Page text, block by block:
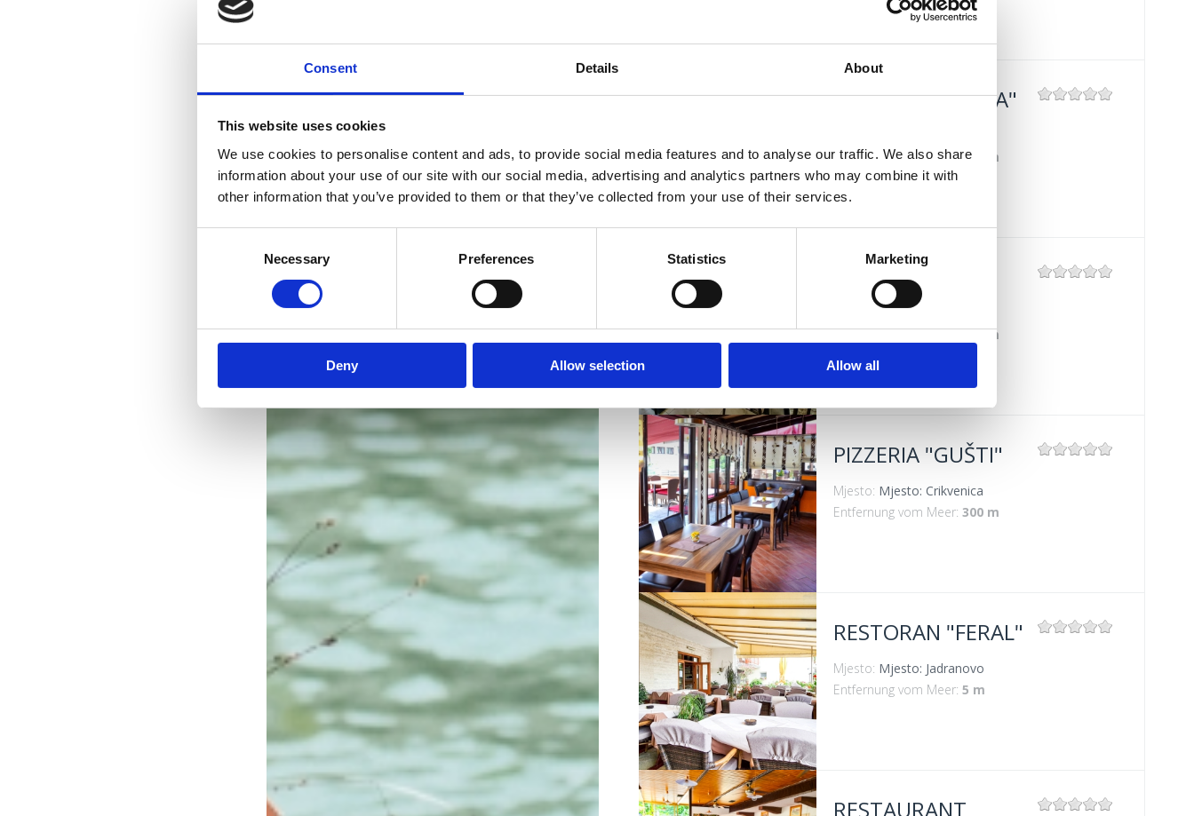
Consent Details About
This website uses cookies
We use cookies to personalise content and ads, to provide social media features and to analyse our traffic. We also share
information about your use of our site with our social media, advertising and analytics partners who may combine it with
other information that you’ve provided to them or that they’ve collected from your use of their services.
Necessary Preferences Statistics Marketing
Deny Allow selection Allow all
VIŠE INFORMACIJA
TAVERN "KAROCA"
Entfernung vom Meer:400 m
BISTRO "MIKA"
Mjesto: Crikvenica
Entfernung vom Meer:400 m
VIŠE INFORMACIJA
PIZZERIA "GUŠTI"
Mjesto: Mjesto: Crikvenica
Entfernung vom Meer: 300 m
VIŠE INFORMACIJA
RESTORAN "FERAL"
Mjesto: Mjesto: Jadranovo
Entfernung vom Meer: 5 m
RESTAURANT